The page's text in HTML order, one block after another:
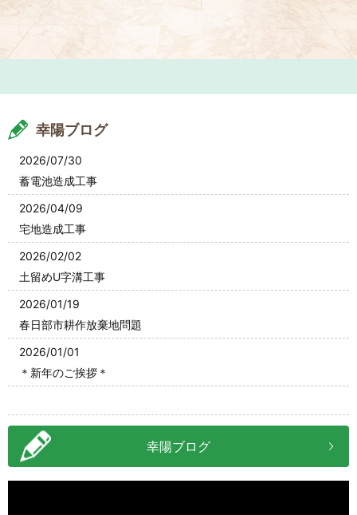
幸陽ブログ
2026/07/30
蓄電池造成工事
2026/04/09
宅地造成工事
2026/02/02
土留めU字溝工事
2026/01/19
春日部市耕作放棄地問題
2026/01/01
＊新年のご挨拶＊
2025/11/28
＊陸稲栽培＊
幸陽ブログ